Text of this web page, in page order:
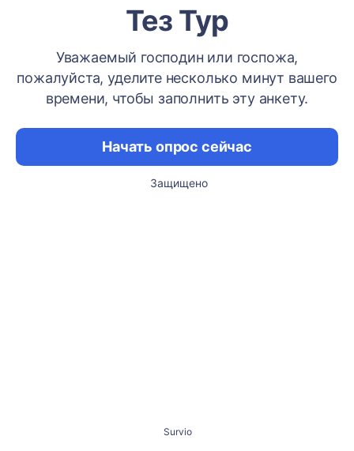
Тез Тур
Уважаемый господин или госпожа,
пожалуйста, уделите несколько минут вашего
времени, чтобы заполнить эту анкету.
Начать опрос сейчас
Защищено
Survio